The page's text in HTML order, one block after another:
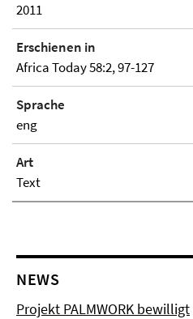
2011
Erschienen in
Africa Today 58:2, 97-127
Sprache
eng
Art
Text
NEWS
Projekt PALMWORK bewilligt